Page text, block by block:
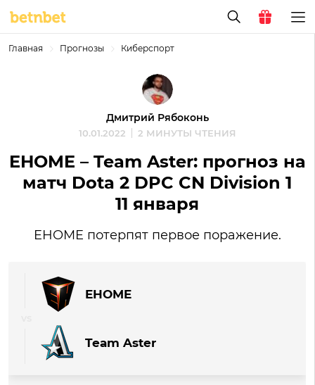
Главная Прогнозы Киберспорт
Дмитрий Рябоконь
10.01.2022 2 МИНУТЫ ЧТЕНИЯ
EHOME – Team Aster: прогноз на
матч Dota 2 DPC CN Division 1
11 января
EHOME потерпят первое поражение.
EHOME
Team Aster